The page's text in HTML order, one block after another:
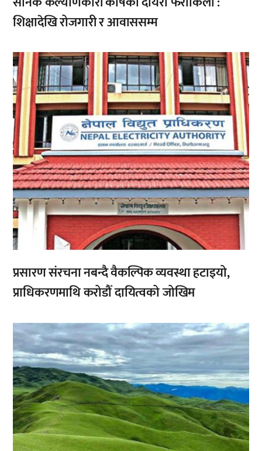
शिक्षादेखि रोजगारी र आवाससम्म
,
प्रसारण संरचना नबन्दै वैकल्पिक व्यवस्था हटाइयो,
प्राधिकरणमाथि करोडौँ दायित्वको जोखिम
,